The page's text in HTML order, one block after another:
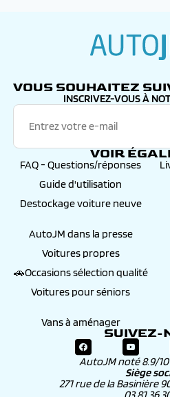
VOUS SOUHAITEZ
INSCRIVEZ-VOUS À
VOIR
FAQ - Questions/réponses
Guide d'utilisation
Destockage voiture neuve
AutoJM dans la presse
Voitures propres
🚗Occasions sélection qualité
Voitures pour séniors
Vans à aménager
SUIVEZ-
AutoJM noté 8.9/10
Siège
271 rue de la Basinière